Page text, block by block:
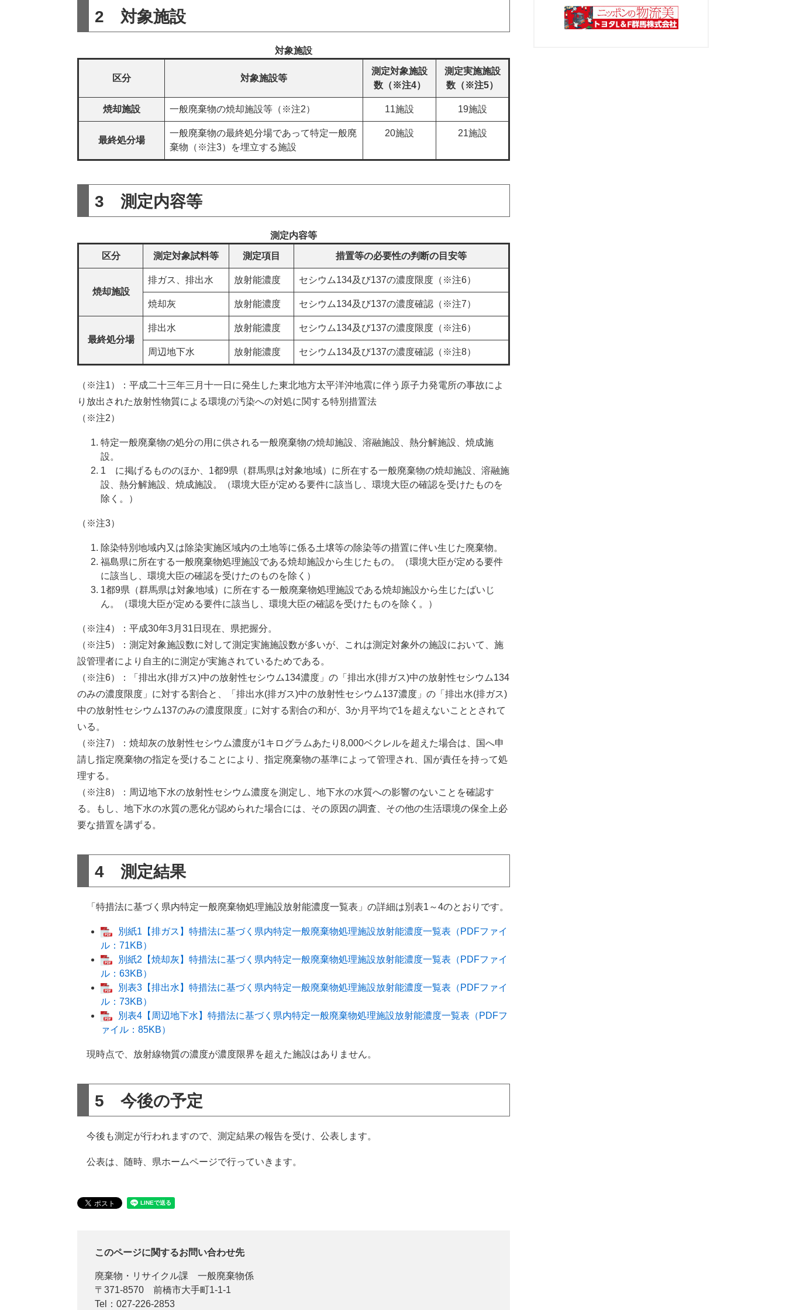
2 対象施設
対象施設
区分 対象施設等
測定対象施設
数（※注4）
測定実施施設
数（※注5）
焼却施設 一般廃棄物の焼却施設等（※注2） 11施設 19施設
最終処分場
一般廃棄物の最終処分場であって特定一般廃
棄物（※注3）を埋立する施設
20施設 21施設
3 測定内容等
測定内容等
区分 測定対象試料等 測定項目 措置等の必要性の判断の目安等
焼却施設
排ガス、排出水 放射能濃度 セシウム134及び137の濃度限度（※注6）
焼却灰 放射能濃度 セシウム134及び137の濃度確認（※注7）
最終処分場
排出水 放射能濃度 セシウム134及び137の濃度限度（※注6）
周辺地下水 放射能濃度 セシウム134及び137の濃度確認（※注8）
（※注1）：平成二十三年三月十一日に発生した東北地方太平洋沖地震に伴う原子力発電所の事故によ
り放出された放射性物質による環境の汚染への対処に関する特別措置法
（※注2）
特定一般廃棄物の処分の用に供される一般廃棄物の焼却施設、溶融施設、熱分解施設、焼成施
設。
1 に掲げるもののほか、1都9県（群馬県は対象地域）に所在する一般廃棄物の焼却施設、溶融施
設、熱分解施設、焼成施設。（環境大臣が定める要件に該当し、環境大臣の確認を受けたものを
除く。）
（※注3）
除染特別地域内又は除染実施区域内の土地等に係る土壌等の除染等の措置に伴い生じた廃棄物。
福島県に所在する一般廃棄物処理施設である焼却施設から生じたもの。（環境大臣が定める要件
に該当し、環境大臣の確認を受けたのものを除く）
1都9県（群馬県は対象地域）に所在する一般廃棄物処理施設である焼却施設から生じたばいじ
ん。（環境大臣が定める要件に該当し、環境大臣の確認を受けたものを除く。）
（※注4）：平成30年3月31日現在、県把握分。
（※注5）：測定対象施設数に対して測定実施施設数が多いが、これは測定対象外の施設において、施
設管理者により自主的に測定が実施されているためである。
（※注6）：「排出水(排ガス)中の放射性セシウム134濃度」の「排出水(排ガス)中の放射性セシウム134
のみの濃度限度」に対する割合と、「排出水(排ガス)中の放射性セシウム137濃度」の「排出水(排ガス)
中の放射性セシウム137のみの濃度限度」に対する割合の和が、3か月平均で1を超えないこととされて
いる。
（※注7）：焼却灰の放射性セシウム濃度が1キログラムあたり8,000ベクレルを超えた場合は、国へ申
請し指定廃棄物の指定を受けることにより、指定廃棄物の基準によって管理され、国が責任を持って処
理する。
（※注8）：周辺地下水の放射性セシウム濃度を測定し、地下水の水質への影響のないことを確認す
る。もし、地下水の水質の悪化が認められた場合には、その原因の調査、その他の生活環境の保全上必
要な措置を講ずる。
4 測定結果
「特措法に基づく県内特定一般廃棄物処理施設放射能濃度一覧表」の詳細は別表1～4のとおりです。
別紙1【排ガス】特措法に基づく県内特定一般廃棄物処理施設放射能濃度一覧表（PDFファイ
ル：71KB）
別紙2【焼却灰】特措法に基づく県内特定一般廃棄物処理施設放射能濃度一覧表（PDFファイ
ル：63KB）
別表3【排出水】特措法に基づく県内特定一般廃棄物処理施設放射能濃度一覧表（PDFファイ
ル：73KB）
別表4【周辺地下水】特措法に基づく県内特定一般廃棄物処理施設放射能濃度一覧表（PDFフ
ァイル：85KB）
現時点で、放射線物質の濃度が濃度限界を超えた施設はありません。
5 今後の予定
今後も測定が行われますので、測定結果の報告を受け、公表します。
公表は、随時、県ホームページで行っていきます。
このページに関するお問い合わせ先
廃棄物・リサイクル課
一般廃棄物係
〒371-8570
前橋市大手町1-1-1
Tel：027-226-2853